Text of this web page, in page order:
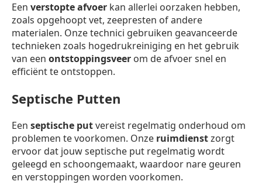
Een verstopte afvoer kan allerlei oorzaken hebben,
zoals opgehoopt vet, zeepresten of andere
materialen. Onze technici gebruiken geavanceerde
technieken zoals hogedrukreiniging en het gebruik
van een ontstoppingsveer om de afvoer snel en
efficiënt te ontstoppen.
Septische Putten
Een septische putvereist regelmatig onderhoud om
problemen te voorkomen. Onze ruimdienstzorgt
ervoor dat jouw septische put regelmatig wordt
geleegd en schoongemaakt, waardoor nare geuren
en verstoppingen worden voorkomen.